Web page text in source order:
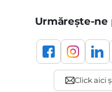
Urmărește-ne